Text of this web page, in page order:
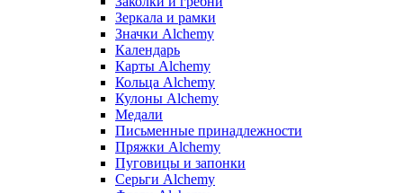
Зеркала и рамки
Значки Alchemy
Календарь
Карты Alchemy
Кольца Alchemy
Кулоны Alchemy
Медали
Письменные принадлежности
Пряжки Alchemy
Пуговицы и запонки
Серьги Alchemy